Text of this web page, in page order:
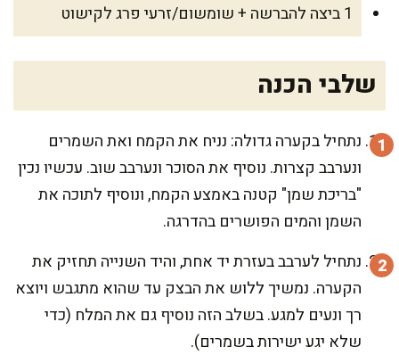
1 ביצה להברשה + שומשום/זרעי פרג לקישוט
שלבי הכנה
נתחיל בקערה גדולה: נניח את הקמח ואת השמרים
ונערבב קצרות. נוסיף את הסוכר ונערבב שוב. עכשיו נכין
"בריכת שמן" קטנה באמצע הקמח, ונוסיף לתוכה את
השמן והמים הפושרים בהדרגה.
נתחיל לערבב בעזרת יד אחת, והיד השנייה תחזיק את
הקערה. נמשיך ללוש את הבצק עד שהוא מתגבש ויוצא
רך ונעים למגע. בשלב הזה נוסיף גם את המלח (כדי
שלא יגע ישירות בשמרים).